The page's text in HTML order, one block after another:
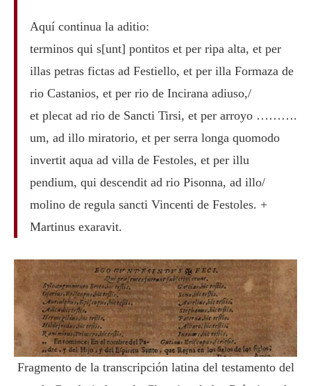
Aquí continua la aditio:
terminos qui s[unt] pontitos et per ripa alta, et per
illas petras fictas ad Festiello, et per illa Formaza de
rio Castanios, et per rio de Incirana adiuso,/
et plecat ad rio de Sancti Tirsi, et per arroyo ……….
um, ad illo miratorio, et per serra longa quomodo
invertit aqua ad villa de Festoles, et per illu
pendium, qui descendit ad rio Pisonna, ad illo/
molino de regula sancti Vincenti de Festoles. +
Martinus exaravit.
Fragmento de la transcripción latina del testamento del